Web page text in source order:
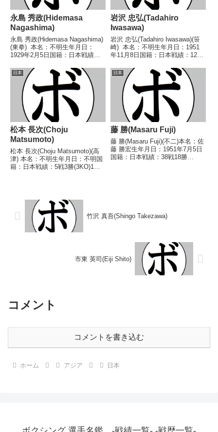
永島 秀政(Hidemasa
Nagashima)
永島 秀政(Hidemasa Nagashima)
(東拳) 本名：不明生年月日：
1929年2月5日国籍：日本戦績：
合 【獲得タイトル】第5代日本
バンタム級王座 【戦歴】
1946/09/16 詳...
岩沢 忠弘(Tadahiro
Iwasawa)
岩沢 忠弘(Tadahiro Iwasawa)(笹
崎) 本名：不明生年月日：1951
年11月8日国籍：日本戦績：12戦
し 【戦歴】1969/10/08
●2RKO 長田 勝喜(ヨネク
ラ)1970/01/...
日本
松本 長次(Choju
Matsumoto)
松本 長次(Choju Matsumoto)(高
津) 本名：不明生年月日：不明国
籍：日本戦績：5戦3勝(3KO)1敗1
●3RKO...
日本
藤 勝(Masaru Fuji)
藤 勝(Masaru Fuji)(不二)本名：佐
藤 勝宏生年月日：1951年7月5日
国籍：日本戦績：38戦18勝
竹沢 真吾(Shingo Takezawa)
市東 英司(Eiji Shito)
コメント
コメントを書き込む
ホーム アジア 日本